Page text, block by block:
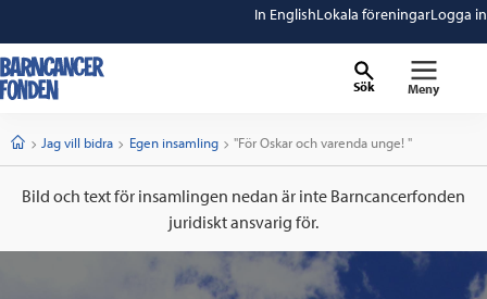
In EnglishLokala föreningarLogga in
Sök Meny
StartJag vill bidra Egen insamling Current:
"För Oskar och varenda unge! "
Bild och text för insamlingen nedan är inte Barncancerfonden
juridiskt ansvarig för.